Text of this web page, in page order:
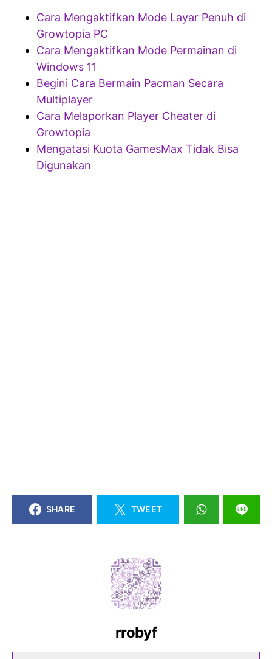
Cara Mengaktifkan Mode Layar Penuh di
Growtopia PC
Cara Mengaktifkan Mode Permainan di
Windows 11
Begini Cara Bermain Pacman Secara
Multiplayer
Cara Melaporkan Player Cheater di
Growtopia
Mengatasi Kuota GamesMax Tidak Bisa
Digunakan
SHARE TWEET
rrobyf